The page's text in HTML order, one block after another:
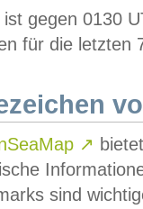
ist gegen 0130
für die letzten
↗
sind